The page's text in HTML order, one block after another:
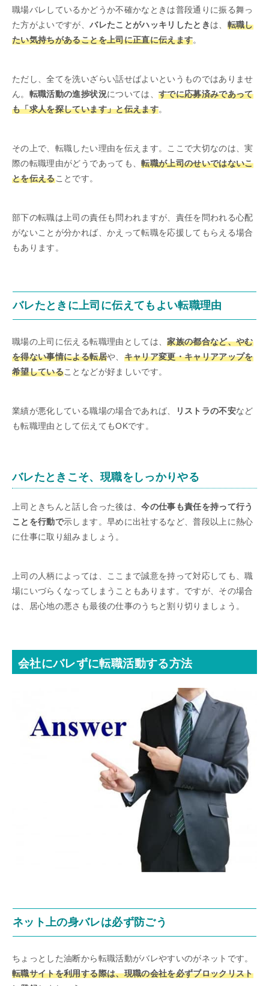
職場バレしているかどうか不確かなときは普段通りに振る舞っ
た方がよいですが、バレたことがハッキリしたときは、 転職し
たい気持ちがあることを上司に正直に伝えます。
ただし、全てを洗いざらい話せばよいというものではありませ
ん。 転職活動の進捗状況については、 すでに応募済みであって
も「求人を探しています」と伝えます。
その上で、転職したい理由を伝えます。ここで大切なのは、実
際の転職理由がどうであっても、転職が上司のせいではないこ
とを伝えることです。
部下の転職は上司の責任も問われますが、責任を問われる心配
がないことが分かれば、かえって転職を応援してもらえる場合
もあります。
バレたときに上司に伝えてもよい転職理由
職場の上司に伝える転職理由としては、家族の都合など、やむ
を得ない事情による転居や、 キャリア変更・キャリアアップを
希望していることなどが好ましいです。
業績が悪化している職場の場合であれば、 リストラの不安など
も転職理由として伝えてもOKです。
バレたときこそ、現職をしっかりやる
上司ときちんと話し合った後は、今の仕事も責任を持って行う
ことを行動で示します。早めに出社するなど、普段以上に熱心
に仕事に取り組みましょう。
上司の人柄によっては、ここまで誠意を持って対応しても、職
場にいづらくなってしまうこともあります。ですが、その場合
は、居心地の悪さも最後の仕事のうちと割り切りましょう。
会社にバレずに転職活動する方法
ネット上の身バレは必ず防ごう
ちょっとした油断から転職活動がバレやすいのがネットです。
転職サイトを利用する際は、現職の会社を必ずブロックリスト